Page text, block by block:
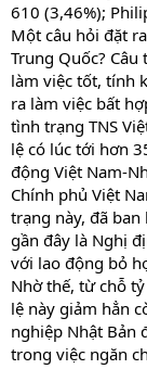
610 (3,46%);
Một câu hỏi đặt
Trung Quốc?
làm việc tốt, tính
ra làm việc bất
tình trạng TNS
lệ có lúc tới hơn
động Việt Nam-
Chính phủ Việt
trạng này, đã
gần đây là Nghị
với lao động bỏ
Nhờ thế, từ chỗ
lệ này giảm hẳn
nghiệp Nhật Bản
trong việc ngăn